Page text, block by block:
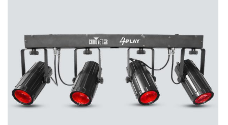
TENTES
PRODUITS
AVIS
ACTUALITÉS
Rejoignez-